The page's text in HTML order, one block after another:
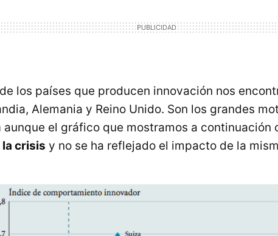
los países que producen innovación nos
Alemania y Reino Unido. Son los grandes
aunque el gráfico que mostramos a continuación
crisis y no se ha reflejado el impacto de la